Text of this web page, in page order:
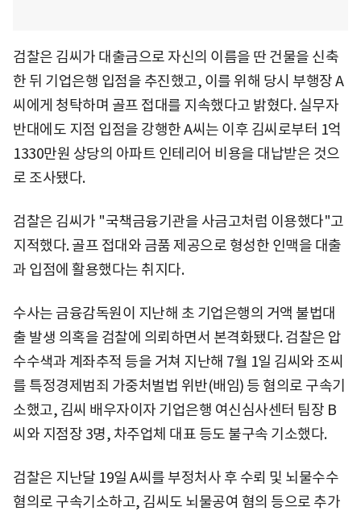
검찰은 김씨가 대출금으로 자신의 이름을 딴 건물을 신축
한 뒤 기업은행 입점을 추진했고, 이를 위해 당시 부행장 A
씨에게 청탁하며 골프 접대를 지속했다고 밝혔다. 실무자
반대에도 지점 입점을 강행한 A씨는 이후 김씨로부터 1억
1330만원 상당의 아파트 인테리어 비용을 대납받은 것으
로 조사됐다.
검찰은 김씨가 "국책금융기관을 사금고처럼 이용했다"고
지적했다. 골프 접대와 금품 제공으로 형성한 인맥을 대출
과 입점에 활용했다는 취지다.
수사는 금융감독원이 지난해 초 기업은행의 거액 불법대
출 발생 의혹을 검찰에 의뢰하면서 본격화됐다. 검찰은 압
수수색과 계좌추적 등을 거쳐 지난해 7월 1일 김씨와 조씨
를 특정경제범죄 가중처벌법 위반(배임) 등 혐의로 구속기
소했고, 김씨 배우자이자 기업은행 여신심사센터 팀장 B
씨와 지점장 3명, 차주업체 대표 등도 불구속 기소했다.
검찰은 지난달 19일 A씨를 부정처사 후 수뢰 및 뇌물수수
혐의로 구속기소하고, 김씨도 뇌물공여 혐의 등으로 추가